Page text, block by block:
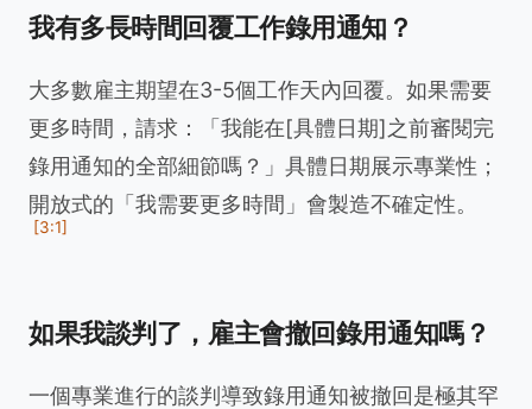
我有多長時間回覆工作錄用通知？
大多數雇主期望在3-5個工作天內回覆。如果需要
更多時間，請求：「我能在[具體日期]之前審閱完
錄用通知的全部細節嗎？」具體日期展示專業性；
開放式的「我需要更多時間」會製造不確定性。
[3:1]
如果我談判了，雇主會撤回錄用通知嗎？
一個專業進行的談判導致錄用通知被撤回是極其罕